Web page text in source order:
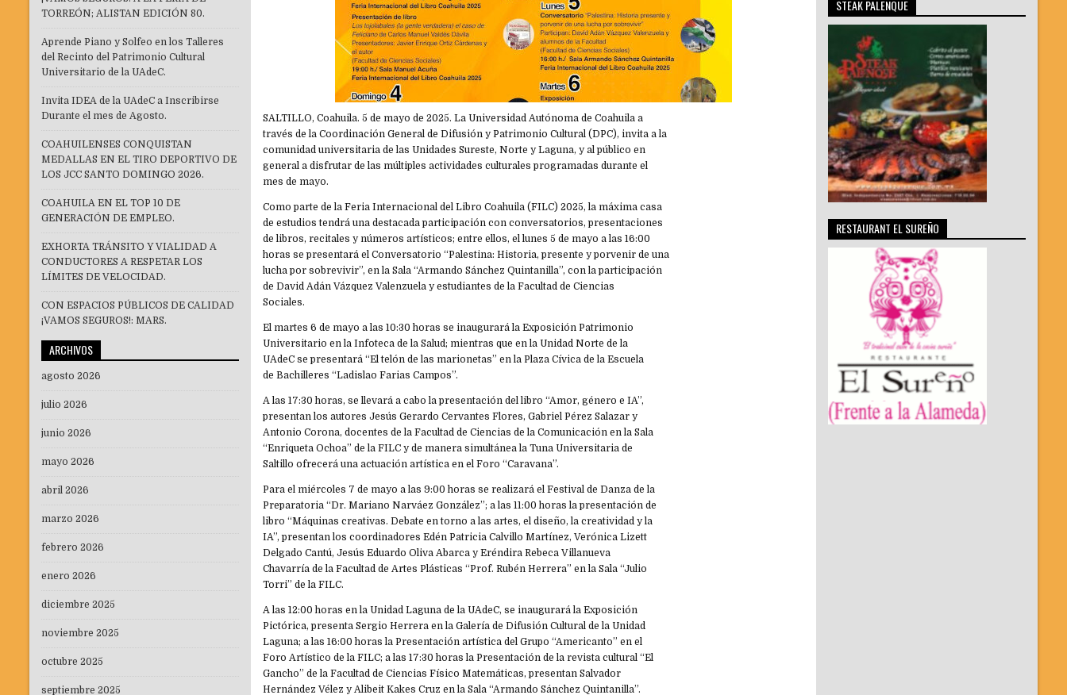
SALTILLO, Coahuila. 5 de mayo de 2025. La Universidad Autónoma de Coahuila a
través de la Coordinación General de Difusión y Patrimonio Cultural (DPC), invita a la
comunidad universitaria de las Unidades Sureste, Norte y Laguna, y al público en
general a disfrutar de las múltiples actividades culturales programadas durante el
mes de mayo.
Como parte de la Feria Internacional del Libro Coahuila (FILC) 2025, la máxima casa
de estudios tendrá una destacada participación con conversatorios, presentaciones
de libros, recitales y números artísticos; entre ellos, el lunes 5 de mayo a las 16:00
horas se presentará el Conversatorio “Palestina: Historia, presente y porvenir de una
lucha por sobrevivir”, en la Sala “Armando Sánchez Quintanilla”, con la participación
de David Adán Vázquez Valenzuela y estudiantes de la Facultad de Ciencias
Sociales.
El martes 6 de mayo a las 10:30 horas se inaugurará la Exposición Patrimonio
Universitario en la Infoteca de la Salud; mientras que en la Unidad Norte de la
UAdeC se presentará “El telón de las marionetas” en la Plaza Cívica de la Escuela
de Bachilleres “Ladislao Farias Campos”.
A las 17:30 horas, se llevará a cabo la presentación del libro “Amor, género e IA”,
presentan los autores Jesús Gerardo Cervantes Flores, Gabriel Pérez Salazar y
Antonio Corona, docentes de la Facultad de Ciencias de la Comunicación en la Sala
“Enriqueta Ochoa” de la FILC y de manera simultánea la Tuna Universitaria de
Saltillo ofrecerá una actuación artística en el Foro “Caravana”.
Para el miércoles 7 de mayo a las 9:00 horas se realizará el Festival de Danza de la
Preparatoria “Dr. Mariano Narváez González”; a las 11:00 horas la presentación de
libro “Máquinas creativas. Debate en torno a las artes, el diseño, la creatividad y la
IA”, presentan los coordinadores Edén Patricia Calvillo Martínez, Verónica Lizett
Delgado Cantú, Jesús Eduardo Oliva Abarca y Eréndira Rebeca Villanueva
Chavarría de la Facultad de Artes Plásticas “Prof. Rubén Herrera” en la Sala “Julio
Torri” de la FILC.
A las 12:00 horas en la Unidad Laguna de la UAdeC, se inaugurará la Exposición
Pictórica, presenta Sergio Herrera en la Galería de Difusión Cultural de la Unidad
Laguna; a las 16:00 horas la Presentación artística del Grupo “Americanto” en el
Foro Artístico de la FILC; a las 17:30 horas la Presentación de la revista cultural “El
Gancho” de la Facultad de Ciencias Físico Matemáticas, presentan Salvador
Hernández Vélez y Alibeit Kakes Cruz en la Sala “Armando Sánchez Quintanilla”.
TORREÓN; ALISTAN EDICIÓN 80.
Aprende Piano y Solfeo en los Talleres
del Recinto del Patrimonio Cultural
Universitario de la UAdeC.
Invita IDEA de la UAdeC a Inscribirse
Durante el mes de Agosto.
COAHUILENSES CONQUISTAN
MEDALLAS EN EL TIRO DEPORTIVO DE
LOS JCC SANTO DOMINGO 2026.
COAHUILA EN EL TOP 10 DE
GENERACIÓN DE EMPLEO.
EXHORTA TRÁNSITO Y VIALIDAD A
CONDUCTORES A RESPETAR LOS
LÍMITES DE VELOCIDAD.
CON ESPACIOS PÚBLICOS DE CALIDAD
¡VAMOS SEGUROS!: MARS.
ARCHIVOS
agosto 2026
julio 2026
junio 2026
mayo 2026
abril 2026
marzo 2026
febrero 2026
enero 2026
diciembre 2025
noviembre 2025
octubre 2025
septiembre 2025
STEAK PALENQUE
RESTAURANT EL SUREÑO